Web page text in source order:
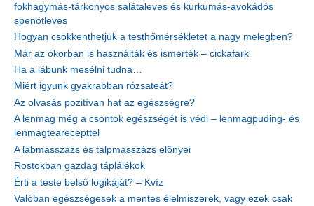
fokhagymás-tárkonyos salátaleves és kurkumás-avokádós
spenótleves
Hogyan csökkenthetjük a testhőmérsékletet a nagy melegben?
Már az ókorban is használták és ismerték – cickafark
Ha a lábunk mesélni tudna…
Miért igyunk gyakrabban rózsateát?
Az olvasás pozitívan hat az egészségre?
A lenmag még a csontok egészségét is védi – lenmagpuding- és
lenmagtearecepttel
A lábmasszázs és talpmasszázs előnyei
Rostokban gazdag táplálékok
Érti a teste belső logikáját? – Kvíz
Valóban egészségesek a mentes élelmiszerek, vagy ezek csak